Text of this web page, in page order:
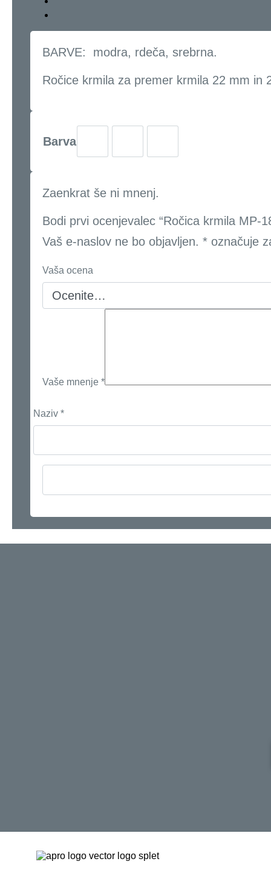
BARVE: modra, rdeča, srebrna.
Ročice krmila za premer krmila 22 mm in
Barva
Zaenkrat še ni mnenj.
Bodi prvi ocenjevalec “Ročica krmila MP-
Vaš e-naslov ne bo objavljen. * označuje
Vaša ocena
Vaše mnenje *
Naziv *